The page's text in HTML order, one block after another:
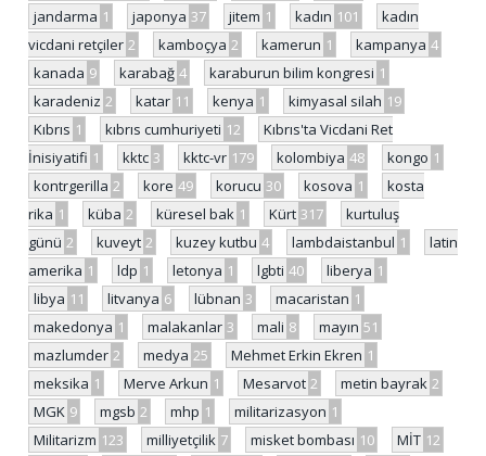
jandarma 1 japonya 37 jitem 1 kadın 101
kadın
vicdani retçiler 2 kamboçya 2 kamerun 1 kampanya 4
kanada 9 karabağ 4 karaburun bilim kongresi 1
karadeniz 2 katar 11 kenya 1 kimyasal silah 19
Kıbrıs 1 kıbrıs cumhuriyeti 12
Kıbrıs'ta Vicdani Ret
İnisiyatifi 1 kktc 3 kktc-vr 179 kolombiya 48 kongo 1
kontrgerilla 2 kore 49 korucu 30 kosova 1
kosta
rika 1 küba 2 küresel bak 1 Kürt 317
kurtuluş
günü 2 kuveyt 2 kuzey kutbu 4 lambdaistanbul 1
latin
amerika 1 ldp 1 letonya 1 lgbti 40 liberya 1
libya 11 litvanya 6 lübnan 3 macaristan 1
makedonya 1 malakanlar 3 mali 8 mayın 51
mazlumder 2 medya 25 Mehmet Erkin Ekren 1
meksika 1 Merve Arkun 1 Mesarvot 2 metin bayrak 2
MGK 9 mgsb 2 mhp 1 militarizasyon 1
Militarizm 123 milliyetçilik 7 misket bombası 10 MİT 12